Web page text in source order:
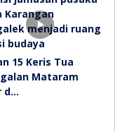
15 Keris Tua
Mataram
d…